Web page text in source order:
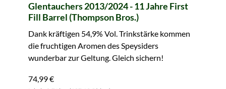
Glentauchers 2013/2024 - 11 Jahre First
Fill Barrel (Thompson Bros.)
Dank kräftigen 54,9% Vol. Trinkstärke kommen
die fruchtigen Aromen des Speysiders
wunderbar zur Geltung. Gleich sichern!
74,99 €